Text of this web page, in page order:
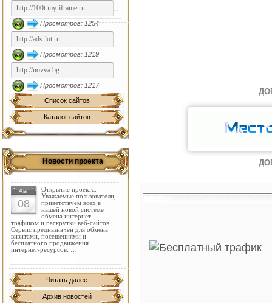
Просмотров: 1254
Просмотров: 1219
Просмотров: 1217
Список сайтов
Каталог сайтов
Новости проекта
Авг
08
Открытие проекта.
Уважаемые пользователи,
приветствуем всех в
нашей новой системе
обмена интернет-
трафиком и раскрутки веб-сайтов.
Сервис предназначен для обмена
визитами, посещениями и
бесплатного продвижения
интернет-ресурсов. …
Читать далее
Архив новостей